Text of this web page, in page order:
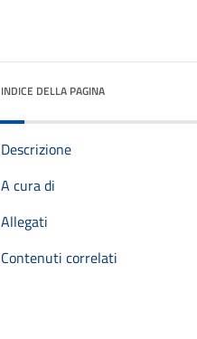
INDICE DELLA PAGINA
Descrizione
A cura di
Allegati
Contenuti correlati